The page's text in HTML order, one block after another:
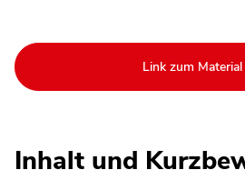
Link zum Material
Inhalt und